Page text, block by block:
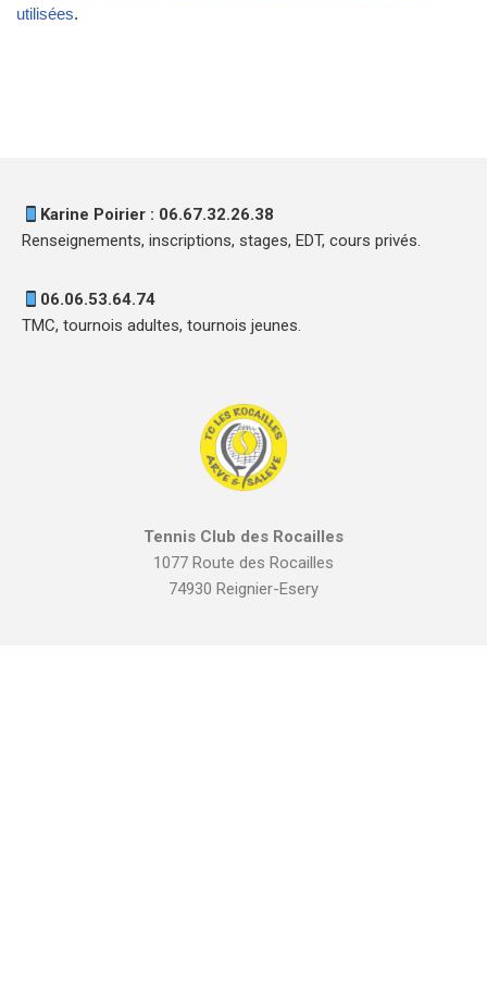
utilisées.
Karine Poirier : 06.67.32.26.38
Renseignements, inscriptions, stages, EDT, cours privés.
06.06.53.64.74
TMC, tournois adultes, tournois jeunes.
Tennis Club des Rocailles
1077 Route des Rocailles
74930 Reignier-Esery